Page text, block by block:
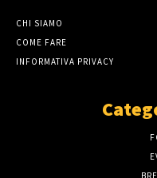
CHI SIAMO
COME FARE
INFORMATIVA PRIVACY